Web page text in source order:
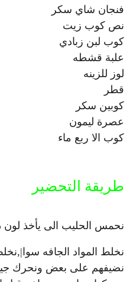
فنجان شاي سكر
نص كوب زيت
كوب لبن زبادي
علبة قشطه
لوز للزينه
قطر
كوبين سكر
عصرة ليمون
كوب الا ربع ماء
طريقة التحضير
نحمس الحليب الى يأخذ
نخلط المواد الجافه
نضيفهم على بعض ونحرك